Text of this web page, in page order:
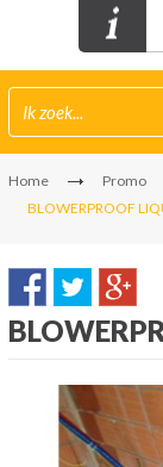
Home Promo
BLOWERPROOF